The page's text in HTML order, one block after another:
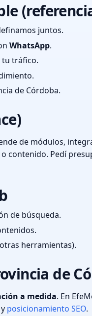
juntos.
WhatsApp.
tu tráfico.
de Córdoba.
de módulos,
o contenido. Pedí
de búsqueda.
herramientas).
de
a medida. En
y posicionamiento SEO.